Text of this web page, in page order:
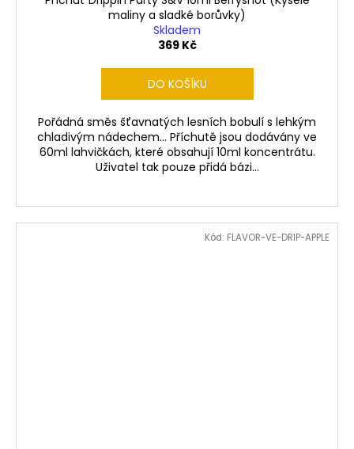
maliny a sladké borůvky)
Skladem
369 Kč
DO KOŠÍKU
Pořádná směs šťavnatých lesních bobulí s lehkým
chladivým nádechem... Příchutě jsou dodávány ve
60ml lahvičkách, které obsahují 10ml koncentrátu.
Uživatel tak pouze přidá bázi...
Kód: FLAVOR-VE-DRIP-APPLE